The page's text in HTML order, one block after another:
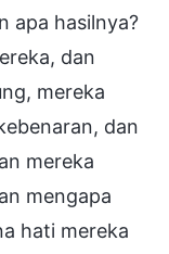
apa hasilnya?
dan
mereka
dan
mereka
mengapa
hati mereka